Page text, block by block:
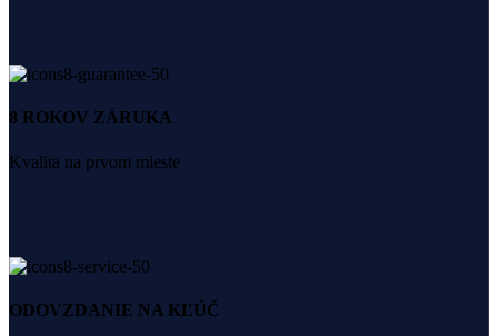
8 ROKOV ZÁRUKA
Kvalita na prvom mieste
ODOVZDANIE NA KĽÚČ